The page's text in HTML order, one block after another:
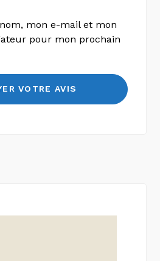
mon e-mail et mon
pour mon prochain